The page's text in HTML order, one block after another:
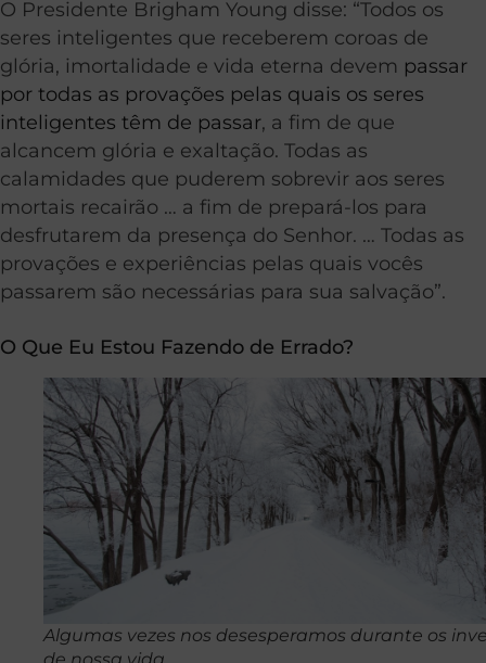
O Presidente Brigham Young disse: “Todos os
seres inteligentes que receberem coroas de
glória, imortalidade e vida eterna devem passar
por todas as provações pelas quais os seres
inteligentes têm de passar, a fim de que
alcancem glória e exaltação. Todas as
calamidades que puderem sobrevir aos seres
mortais recairão … a fim de prepará-los para
desfrutarem da presença do Senhor. … Todas as
provações e experiências pelas quais vocês
passarem são necessárias para sua salvação”.
O Que Eu Estou Fazendo de Errado?
Algumas vezes nos desesperamos durante os